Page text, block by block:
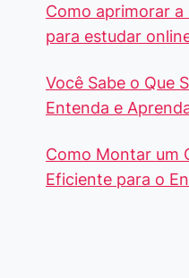
Como aprimorar
para estudar
Você Sabe o Que
Entenda e
Como Montar um
Eficiente para o